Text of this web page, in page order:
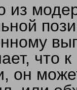
из
что
он